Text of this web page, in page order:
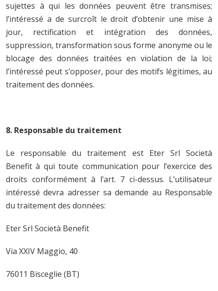
sujettes à qui les données peuvent être transmises;
l’intéressé a de surcroît le droit d’obtenir une mise à
jour, rectification et intégration des données,
suppression, transformation sous forme anonyme ou le
blocage des données traitées en violation de la loi;
l’intéressé peut s’opposer, pour des motifs légitimes, au
traitement des données.
8. Responsable du traitement
Le responsable du traitement est Eter Srl Società
Benefit à qui toute communication pour l’exercice des
droits conformément à l’art. 7 ci-dessus. L’utilisateur
intéressé devra adresser sa demande au Responsable
du traitement des données:
Eter Srl Società Benefit
Via XXIV Maggio, 40
76011 Bisceglie (BT)